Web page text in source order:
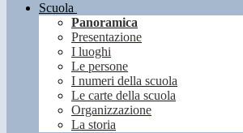
Scuola
Panoramica
Presentazione
I luoghi
Le persone
I numeri della scuola
Le carte della scuola
Organizzazione
La storia